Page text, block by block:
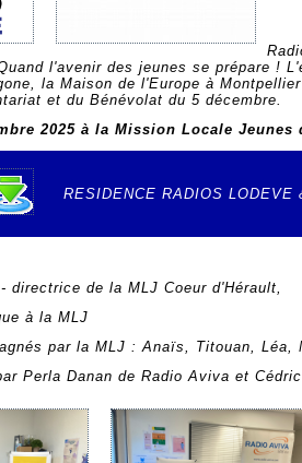
l'avenir des jeunes se prépare !
la Maison de l'Europe à
et du Bénévolat du 5 décembre.
2025 à la Mission Locale
RESIDENCE RADIOS LODEVE
directrice de la MLJ Coeur d'Hérault,
à la MLJ
par la MLJ : Anaïs, Titouan, Léa,
Perla Danan de Radio Aviva et